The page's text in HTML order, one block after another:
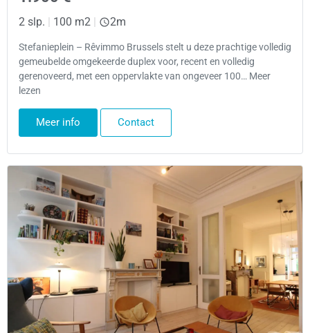
2 slp. | 100 m2 | 2m
Stefanieplein – Rêvimmo Brussels stelt u deze prachtige volledig
gemeubelde omgekeerde duplex voor, recent en volledig
gerenoveerd, met een oppervlakte van ongeveer 100… Meer
lezen
Meer info Contact